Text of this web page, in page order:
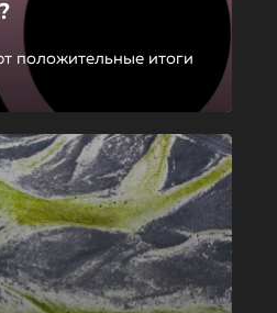
положительные итоги